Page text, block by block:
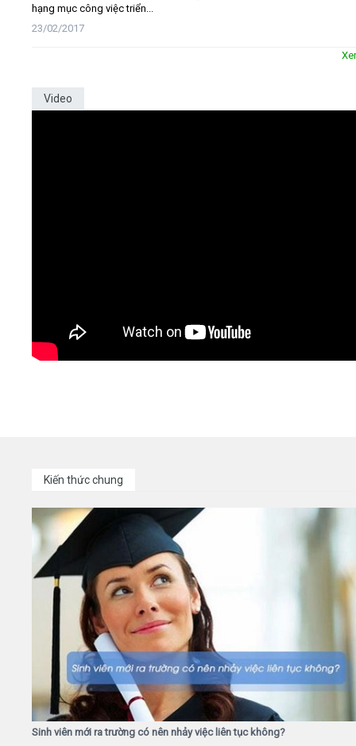
hạng mục công việc triển...
23/02/2017
Video
Kiến thức chung
Sinh viên mới ra trường có nên nhảy việc liên tục không?